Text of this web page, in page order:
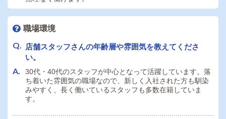
職場環境
店舗スタッフさんの年齢層や雰囲気を教えてくださ
い。
30代・40代のスタッフが中心となって活躍しています。落
ち着いた雰囲気の職場なので、新しく入社された方も馴染
みやすく、長く働いているスタッフも多数在籍していま
す。